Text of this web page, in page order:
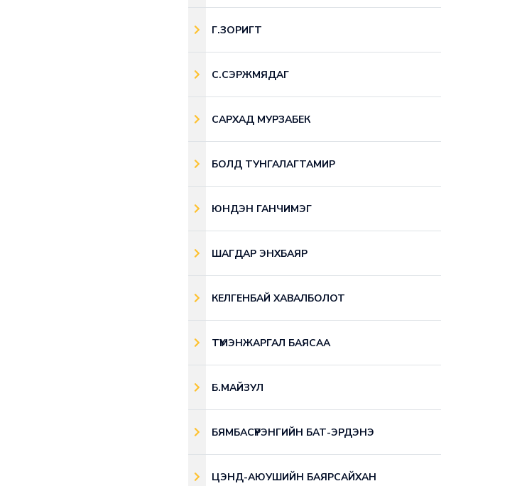
Г.ЗОРИГТ
С.СЭРЖМЯДАГ
САРХАД МУРЗАБЕК
БОЛД ТУНГАЛАГТАМИР
ЮНДЭН ГАНЧИМЭГ
ШАГДАР ЭНХБАЯР
КЕЛГЕНБАЙ ХАВАЛБОЛОТ
ТҮМЭНЖАРГАЛ БАЯСАА
Б.МАЙЗУЛ
БЯМБАСҮРЭНГИЙН БАТ-ЭРДЭНЭ
ЦЭНД-АЮУШИЙН БАЯРСАЙХАН